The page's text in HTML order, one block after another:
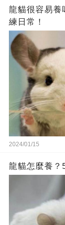
龍貓很容易養
練日常！
2024/01/15
龍貓怎麼養？